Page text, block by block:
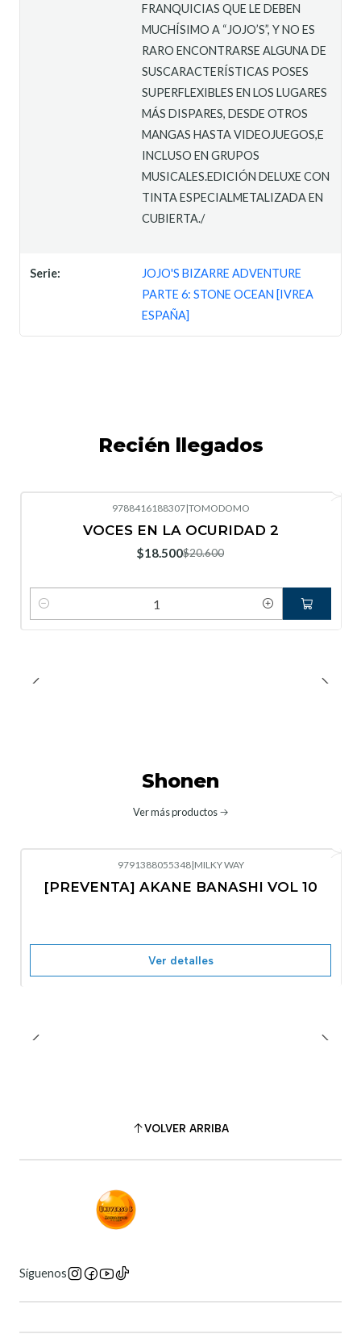
FRANQUICIAS QUE LE DEBEN
MUCHÍSIMO A “JOJO’S”, Y NO ES
RARO ENCONTRARSE ALGUNA DE
SUSCARACTERÍSTICAS POSES
SUPERFLEXIBLES EN LOS LUGARES
MÁS DISPARES, DESDE OTROS
MANGAS HASTA VIDEOJUEGOS,E
INCLUSO EN GRUPOS
MUSICALES.EDICIÓN DELUXE CON
TINTA ESPECIALMETALIZADA EN
CUBIERTA./
Serie:
JOJO'S BIZARRE ADVENTURE
PARTE 6: STONE OCEAN [IVREA
ESPAÑA]
Recién llegados
9788416188307|TOMODOMO
VOCES EN LA OCURIDAD 2
$18.500$20.600
Cantidad
Shonen
Ver más productos
No disponible
9791388055348|MILKY WAY
[PREVENTA] AKANE BANASHI VOL 10
Ver detalles
VOLVER ARRIBA
Síguenos